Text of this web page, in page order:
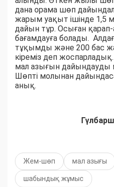
дана орама шөп
жарым уақыт ішінде 1,5
дайын тұр. Осыған
бағамдауға болады.
тұқымды және 200 бас
кіреміз деп
мал азығын дайындауды
Шөпті молынан
анық.
Жем-шөп мал азығы
шабындық жұмыс